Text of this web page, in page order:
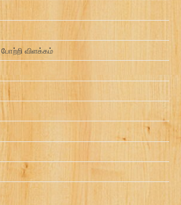
போற்றி விளக்கம்